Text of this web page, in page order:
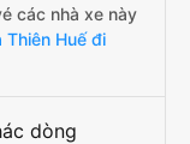
các nhà xe này
Thiên Huế đi
dòng